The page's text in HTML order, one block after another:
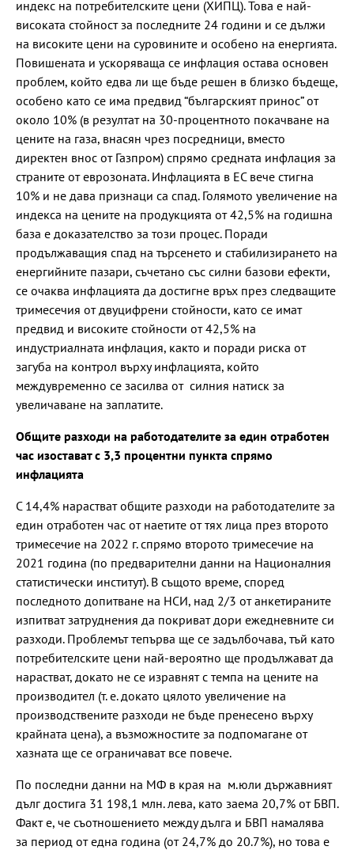
индекс на потребителските цени (ХИПЦ). Това е най-
високата стойност за последните 24 години и се дължи
на високите цени на суровините и особено на енергията.
Повишената и ускоряваща се инфлация остава основен
проблем, който едва ли ще бъде решен в близко бъдеще,
особено като се има предвид “българският принос” от
около 10% (в резултат на 30-процентното покачване на
цените на газа, внасян чрез посредници, вместо
директен внос от Газпром) спрямо средната инфлация за
страните от еврозоната. Инфлацията в ЕС вече стигна
10% и не дава признаци са спад. Голямото увеличение на
индекса на цените на продукцията от 42,5% на годишна
база е доказателство за този процес. Поради
продължаващия спад на търсенето и стабилизирането на
енергийните пазари, съчетано със силни базови ефекти,
се очаква инфлацията да достигне връх през следващите
тримесечия от двуцифрени стойности, като се имат
предвид и високите стойности от 42,5% на
индустриалната инфлация, както и поради риска от
загуба на контрол върху инфлацията, който
междувременно се засилва от силния натиск за
увеличаване на заплатите.
Общите разходи на работодателите за един отработен
час изостават с 3,3 процентни пункта спрямо
инфлацията
С 14,4% нарастват общите разходи на работодателите за
един отработен час от наетите от тях лица през второто
тримесечие на 2022 г. спрямо второто тримесечие на
2021 година (по предварителни данни на Националния
статистически институт). В същото време, според
последното допитване на НСИ, над 2/3 от анкетираните
изпитват затруднения да покриват дори ежедневните си
разходи. Проблемът тепърва ще се задълбочава, тъй като
потребителските цени най-вероятно ще продължават да
нарастват, докато не се изравнят с темпа на цените на
производител (т. е. докато цялото увеличение на
производствените разходи не бъде пренесено върху
крайната цена), а възможностите за подпомагане от
хазната ще се ограничават все повече.
По последни данни на МФ в края на м.юли държавният
дълг достига 31 198,1 млн. лева, като заема 20,7% от БВП.
Факт е, че съотношението между дълга и БВП намалява
за период от една година (от 24,7% до 20.7%), но това е